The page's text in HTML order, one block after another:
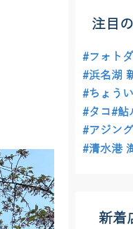
注目
#フォト
#浜名湖
#ちょう
#タコ#鮎
#アジング
#清水港
新着